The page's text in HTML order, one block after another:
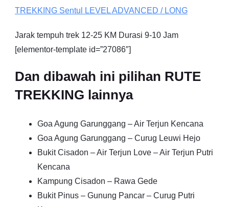
TREKKING Sentul LEVEL ADVANCED / LONG
Jarak tempuh trek 12-25 KM Durasi 9-10 Jam
[elementor-template id=”27086″]
Dan dibawah ini pilihan RUTE
TREKKING lainnya
Goa Agung Garunggang – Air Terjun Kencana
Goa Agung Garunggang – Curug Leuwi Hejo
Bukit Cisadon – Air Terjun Love – Air Terjun Putri
Kencana
Kampung Cisadon – Rawa Gede
Bukit Pinus – Gunung Pancar – Curug Putri